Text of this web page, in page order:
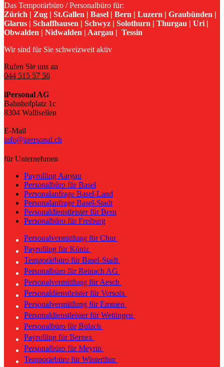
Das Temporärbüro / Personalbüro für:
Zürich | Zug | St.Gallen | Basel | Bern | Luzern | Graubünden |
Glarus | Schaffhausen | Schwyz | Solothurn | Thurgau | Uri |
Obwalden | Nidwalden | Aargau | Tessin
Wir sind für Sie schweizweit aktiv
Rufen Sie uns an
044 515 57 56
iPersonal AG
Bahnhofplatz 1c
8304 Wallisellen
E-Mail
info@ipersonal.ch
für Unternehmen
Payrolling Aargau
Personalbüro für Basel
Personalanfrage Basel-Land
Personalanfrage Basel-Stadt
Personaldienstleister für Bern
Personalbüro für Freiburg
Personalvermittlung für Chur
Payrolling für Köniz
Temporärbüro für Basel-Stadt
Personalbüro für Reinach AG
Personalvermittlung für Aesch
Personaldienstleister für Versoix
Personalvermittlung für Emmen
Personaldienstleister für Wettingen
Personalbüro für Bülach
Payrolling für Bernex
Personalbüro für Meyrin
Temporärbüro für Winterthur